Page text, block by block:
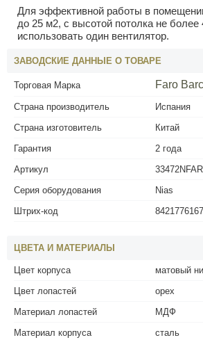
Для эффективной работы в
до 25 м2, с высотой потолка не
использовать один вентилятор.
ЗАВОДСКИЕ ДАННЫЕ О ТОВАРЕ
Торговая Марка Faro
Страна производитель
Испания
Страна изготовитель
Китай
Гарантия
2 года
Артикул
33472NFAR
Серия оборудования
Nias
Штрих-код
ЦВЕТА И МАТЕРИАЛЫ
Цвет корпуса
матовый
Цвет лопастей
орех
Материал лопастей
МДФ
Материал корпуса
сталь